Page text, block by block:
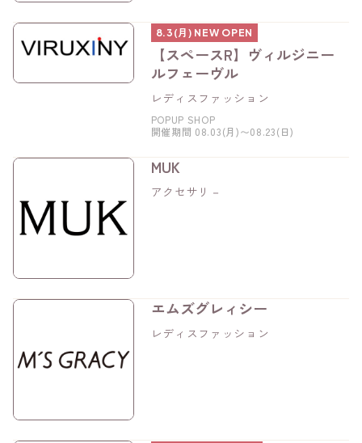
8.3(月) NEW OPEN
【スペースR】ヴィルジニー
ルフェーヴル
レディスファッション
POPUP SHOP
開催期間 08.03(月)〜08.23(日)
MUK
アクセサリ－
エムズグレィシー
レディスファッション